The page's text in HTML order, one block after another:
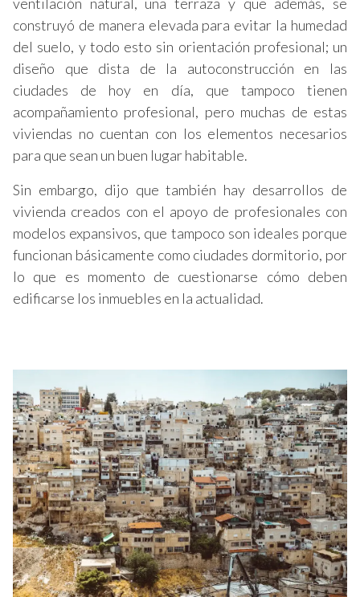
construyó de manera elevada para evitar la humedad
del suelo, y todo esto sin orientación profesional; un
diseño que dista de la autoconstrucción en las
ciudades de hoy en día, que tampoco tienen
acompañamiento profesional, pero muchas de estas
viviendas no cuentan con los elementos necesarios
para que sean un buen lugar habitable.
Sin embargo, dijo que también hay desarrollos de
vivienda creados con el apoyo de profesionales con
modelos expansivos, que tampoco son ideales porque
funcionan básicamente como ciudades dormitorio, por
lo que es momento de cuestionarse cómo deben
edificarse los inmuebles en la actualidad.